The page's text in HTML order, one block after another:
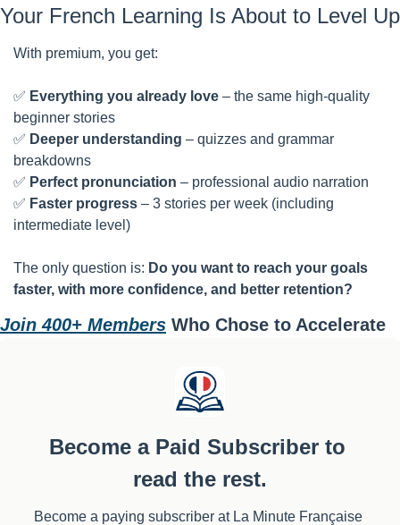
Your French Learning Is About to Level Up
With premium, you get:
✅ Everything you already love – the same high-quality
beginner stories
✅ Deeper understanding – quizzes and grammar
breakdowns
✅ Perfect pronunciation – professional audio narration
✅ Faster progress – 3 stories per week (including
intermediate level)
The only question is: Do you want to reach your goals
faster, with more confidence, and better retention?
Join 400+ Members Who Chose to Accelerate
Become a Paid Subscriber to
read the rest.
Become a paying subscriber at La Minute Française